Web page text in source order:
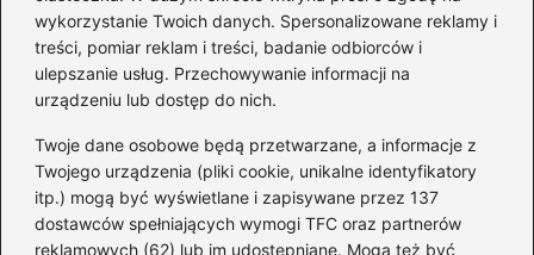
wykorzystanie Twoich danych. Spersonalizowane reklamy i
treści, pomiar reklam i treści, badanie odbiorców i
ulepszanie usług. Przechowywanie informacji na
urządzeniu lub dostęp do nich.
Twoje dane osobowe będą przetwarzane, a informacje z
Twojego urządzenia (pliki cookie, unikalne identyfikatory
itp.) mogą być wyświetlane i zapisywane przez 137
dostawców spełniających wymogi TFC oraz partnerów
reklamowych (62) lub im udostępniane. Mogą też być
prawda, którą warto znać!
Kategorie
Akumulatory(71)
Benzyna i Diesel(68)
Motocykle(47)